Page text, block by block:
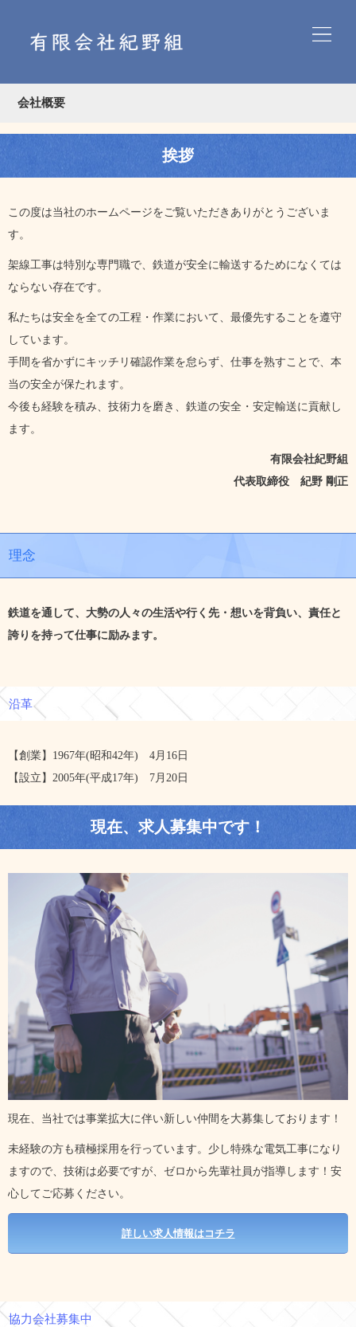
会社概要
挨拶
この度は当社のホームページをご覧いただきありがとうございま
す。
架線工事は特別な専門職で、鉄道が安全に輸送するためになくては
ならない存在です。
私たちは安全を全ての工程・作業において、最優先することを遵守
しています。
手間を省かずにキッチリ確認作業を怠らず、仕事を熟すことで、本
当の安全が保たれます。
今後も経験を積み、技術力を磨き、鉄道の安全・安定輸送に貢献し
ます。
有限会社紀野組
代表取締役 紀野 剛正
理念
鉄道を通して、大勢の人々の生活や行く先・想いを背負い、責任と
誇りを持って仕事に励みます。
沿革
【創業】1967年(昭和42年) 4月16日
【設立】2005年(平成17年) 7月20日
現在、求人募集中です！
現在、当社では事業拡大に伴い新しい仲間を大募集しております！
未経験の方も積極採用を行っています。少し特殊な電気工事になり
ますので、技術は必要ですが、ゼロから先輩社員が指導します！安
心してご応募ください。
詳しい求人情報はコチラ
協力会社募集中